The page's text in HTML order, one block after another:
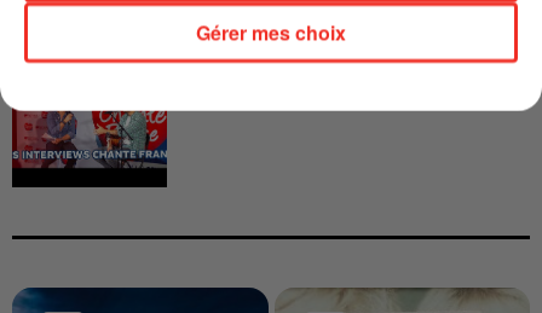
INTERVIEW CHANTE FRANCE AVEC
VIANNEY
Gérer mes choix